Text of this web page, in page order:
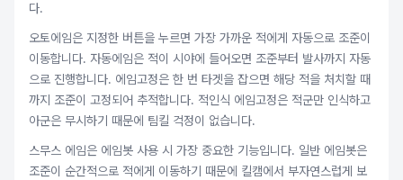
다.
오토에임은 지정한 버튼을 누르면 가장 가까운 적에게 자동으로 조준이
이동합니다. 자동에임은 적이 시야에 들어오면 조준부터 발사까지 자동
으로 진행합니다. 에임고정은 한 번 타겟을 잡으면 해당 적을 처치할 때
까지 조준이 고정되어 추적합니다. 적인식 에임고정은 적군만 인식하고
아군은 무시하기 때문에 팀킬 걱정이 없습니다.
스무스 에임은 에임봇 사용 시 가장 중요한 기능입니다. 일반 에임봇은
조준이 순간적으로 적에게 이동하기 때문에 킬캠에서 부자연스럽게 보